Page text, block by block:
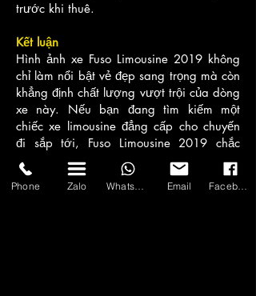
trước khi thuê.
Kết luận
Hình ảnh xe Fuso Limousine 2019 không
chỉ làm nổi bật vẻ đẹp sang trọng mà còn
khẳng định chất lượng vượt trội của dòng
xe này. Nếu bạn đang tìm kiếm một
chiếc xe limousine đẳng cấp cho chuyến
đi sắp tới, Fuso Limousine 2019 chắc
chắn là lựa chọn đáng cân nhắc.
Hãy khám phá thêm hình ảnh và đặt xe
Phone Zalo Email